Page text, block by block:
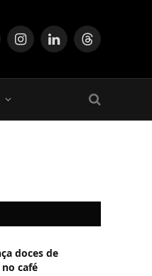
InstagramLinkedInThreads
doces de
café